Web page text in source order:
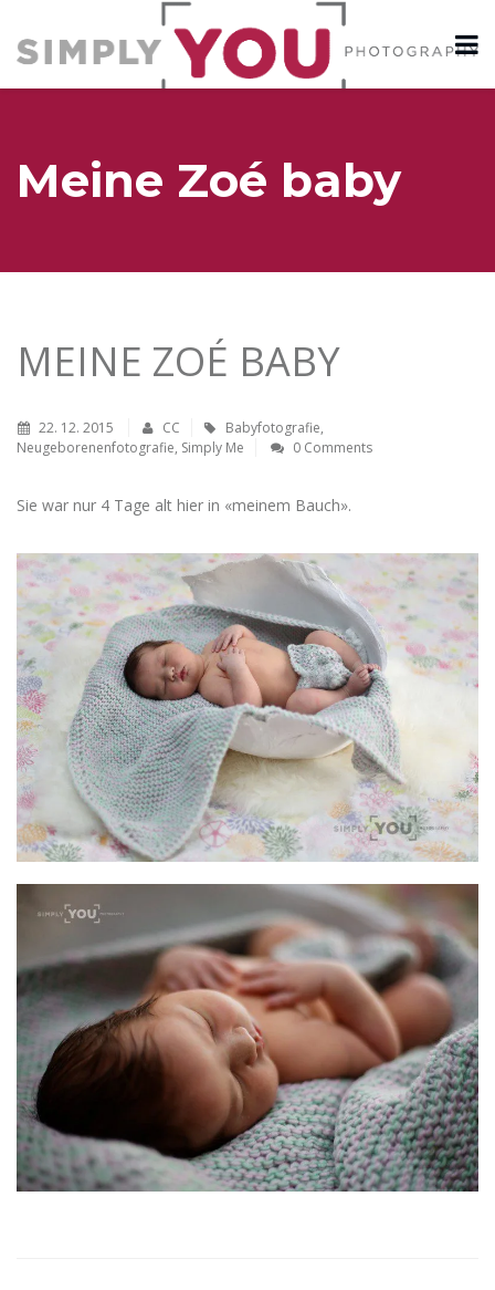
Meine Zoé baby
MEINE ZOÉ BABY
22. 12. 2015 CC Babyfotografie,
Neugeborenenfotografie, Simply Me 0 Comments
Sie war nur 4 Tage alt hier in «meinem Bauch».